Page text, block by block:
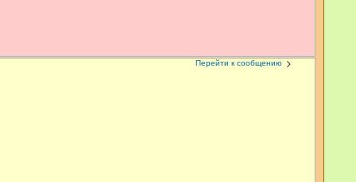
Перейти к сообщению